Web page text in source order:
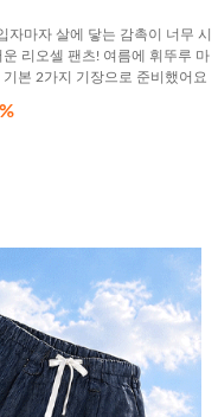
자마자 살에 닿는 감촉이 너무 시
리오셀 팬츠! 여름에 휘뚜루 마
본 2가지 기장으로 준비했어요